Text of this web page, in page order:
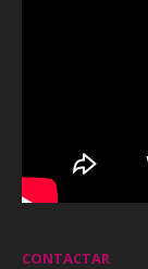
CONTACTAR